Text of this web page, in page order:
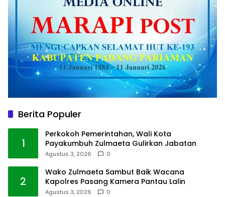
Berita Populer
1
Perkokoh Pemerintahan, Wali Kota
Payakumbuh Zulmaeta Gulirkan Jabatan
Agustus 3, 2026 0
2
Wako Zulmaeta Sambut Baik Wacana
Kapolres Pasang Kamera Pantau Lalin
Agustus 3, 2026 0